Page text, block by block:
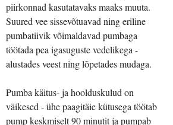
piirkonnad kasutatavaks maaks muuta.
Suured vee sissevõtuavad ning eriline
pumbatiivik võimaldavad pumbaga
töötada pea igasuguste vedelikega -
alustades veest ning lõpetades mudaga.
Pumba käitus- ja hoolduskulud on
väikesed - ühe paagitäie kütusega töötab
pump keskmiselt 90 minutit ja pumpab